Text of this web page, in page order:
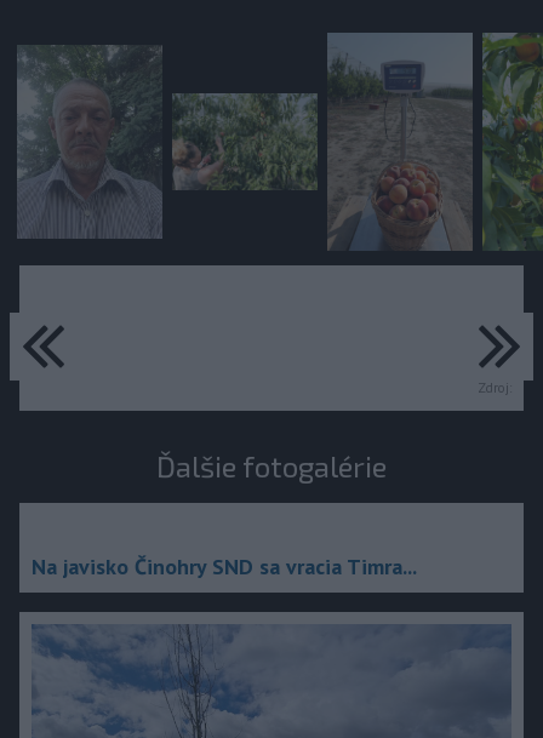
Zdroj:
predchádzajúce
Ďalšie fotogalérie
Na javisko Činohry SND sa vracia Timra...